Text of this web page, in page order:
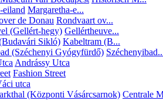
Margaretha-e...
Rondvaart ov...
Gellértheuve...
Kabeltram (B...
Andrássy Utca
Fashion Street
utca
Centrale